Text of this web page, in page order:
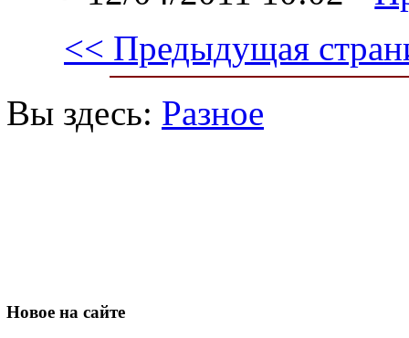
<< Предыдущая
Вы здесь: Разное
Новое на сайте